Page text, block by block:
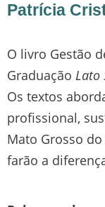
Patrícia
O livro Gestão
Graduação Lato
Os textos
profissional,
Mato Grosso
farão a